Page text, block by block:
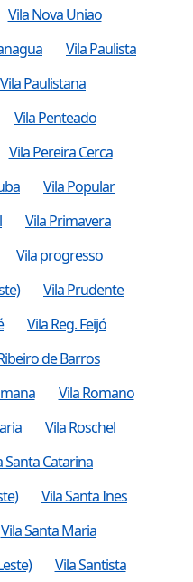
Vila Nova Uniao
Vila Paulista
Vila Paulistana
Vila Penteado
Vila Pereira Cerca
Vila Popular
Vila Primavera
Vila progresso
Vila Prudente
Vila Reg. Feijó
de Barros
Vila Romano
Vila Roschel
Santa Catarina
Vila Santa Ines
Vila Santa Maria
Vila Santista